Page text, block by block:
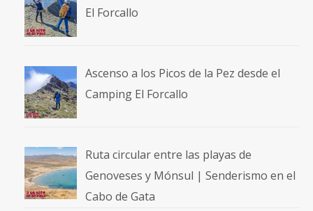
El Forcallo
Ascenso a los Picos de la Pez desde el
Camping El Forcallo
Ruta circular entre las playas de
Genoveses y Mónsul | Senderismo en el
Cabo de Gata